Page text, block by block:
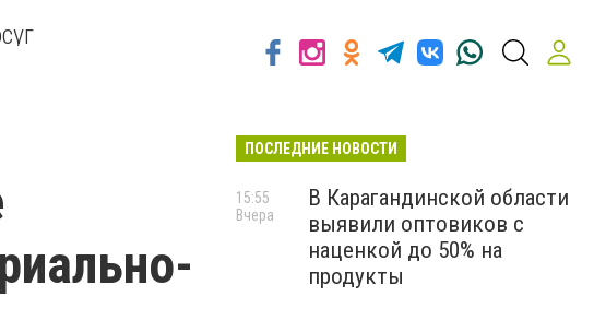
ПОСЛЕДНИЕ НОВОСТИ
В Карагандинской области
выявили оптовиков с
наценкой до 50% на
продукты
15:55
Вчера